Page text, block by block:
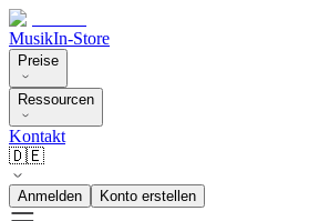
MusikIn-Store
Preise
Ressourcen
Kontakt
🇩🇪
Anmelden Konto erstellen